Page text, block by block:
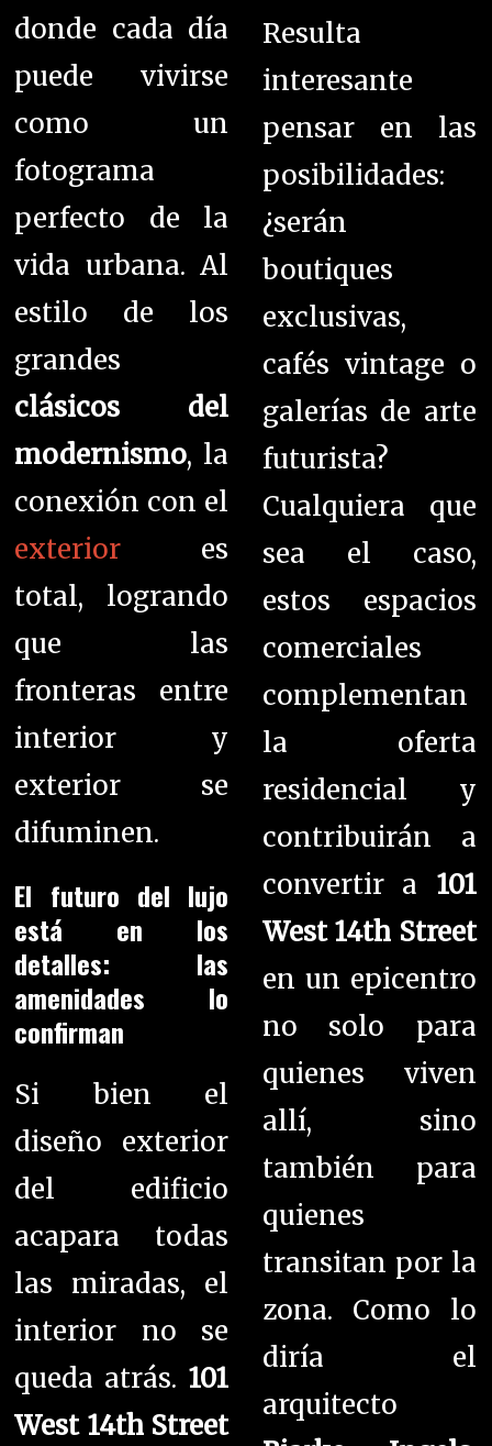
donde cada día
puede vivirse
como un
fotograma
perfecto de la
vida urbana. Al
estilo de los
grandes
clásicos del
modernismo, la
conexión con el
exterior es
total, logrando
que las
fronteras entre
interior y
exterior se
difuminen.
El futuro del lujo
está en los
detalles: las
amenidades lo
confirman
Si bien el
diseño exterior
del edificio
acapara todas
las miradas, el
interior no se
queda atrás. 101
West 14th Street
Resulta
interesante
pensar en las
posibilidades:
¿serán
boutiques
exclusivas,
cafés vintage o
galerías de arte
futurista?
Cualquiera que
sea el caso,
estos espacios
comerciales
complementan
la oferta
residencial y
contribuirán a
convertir a 101
West 14th Street
en un epicentro
no solo para
quienes viven
allí, sino
también para
quienes
transitan por la
zona. Como lo
diría el
arquitecto